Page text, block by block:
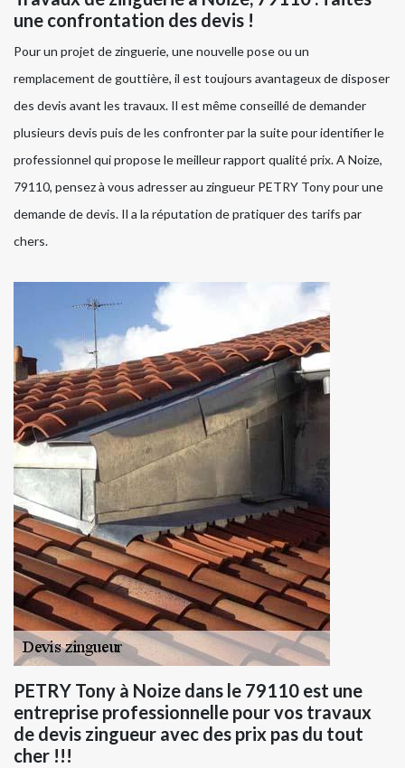
une confrontation des devis !
Pour un projet de zinguerie, une nouvelle pose ou un
remplacement de gouttière, il est toujours avantageux de disposer
des devis avant les travaux. Il est même conseillé de demander
plusieurs devis puis de les confronter par la suite pour identifier le
professionnel qui propose le meilleur rapport qualité prix. A Noize,
79110, pensez à vous adresser au zingueur PETRY Tony pour une
demande de devis. Il a la réputation de pratiquer des tarifs par
chers.
PETRY Tony à Noize dans le 79110 est une
entreprise professionnelle pour vos travaux
de devis zingueur avec des prix pas du tout
cher !!!